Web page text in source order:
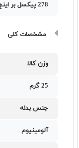
278 پیکسل بر اینچ
مشخصات کلی
وزن کالا
25 گرم
جنس بدنه
آلومینیوم